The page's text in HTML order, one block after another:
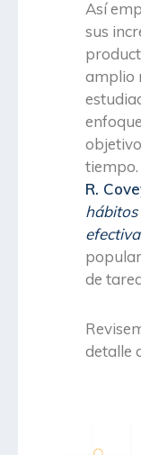
Así
sus
amplio
tiempo.
R.
hábitos
de
detalle